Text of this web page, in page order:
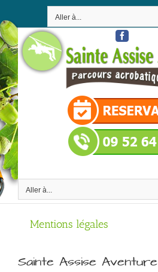
contenu
Aller à...
Facebook
Aller à...
Mentions légales
Sainte Assise Aventure